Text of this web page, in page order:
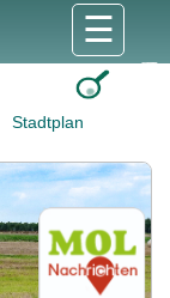
Stadtplan
☰